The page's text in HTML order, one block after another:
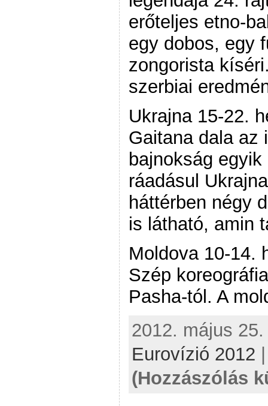
erőteljes etno-
egy dobos, egy
zongorista
szerbiai
Ukrajna 15-22.
Gaitana dala az
bajnokság
ráadásul
háttérben négy
is látható, amin
Moldova 10-14.
Szép
Pasha-tól. A
2012. május
Eurovízió 2012
(Hozzászólás